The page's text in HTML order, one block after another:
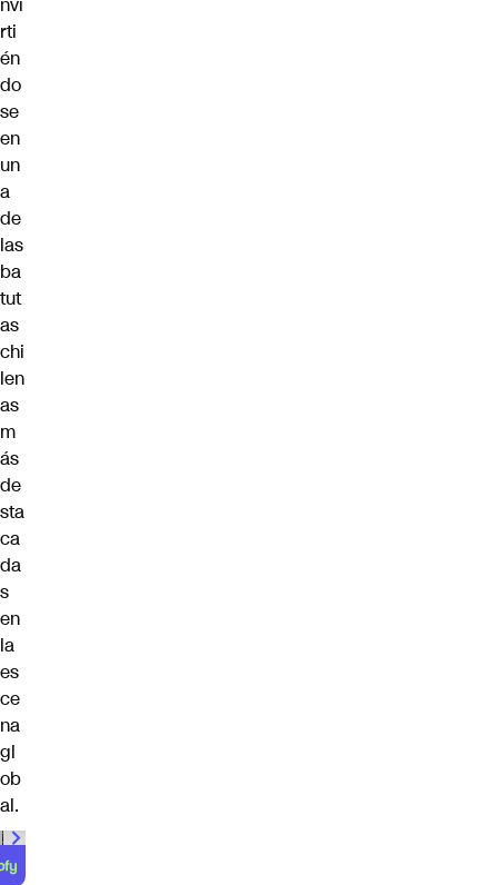
rti
én
do
se
en
un
a
de
las
ba
tut
as
chi
len
as
m
ás
de
sta
ca
da
s
en
la
es
ce
na
gl
ob
al.